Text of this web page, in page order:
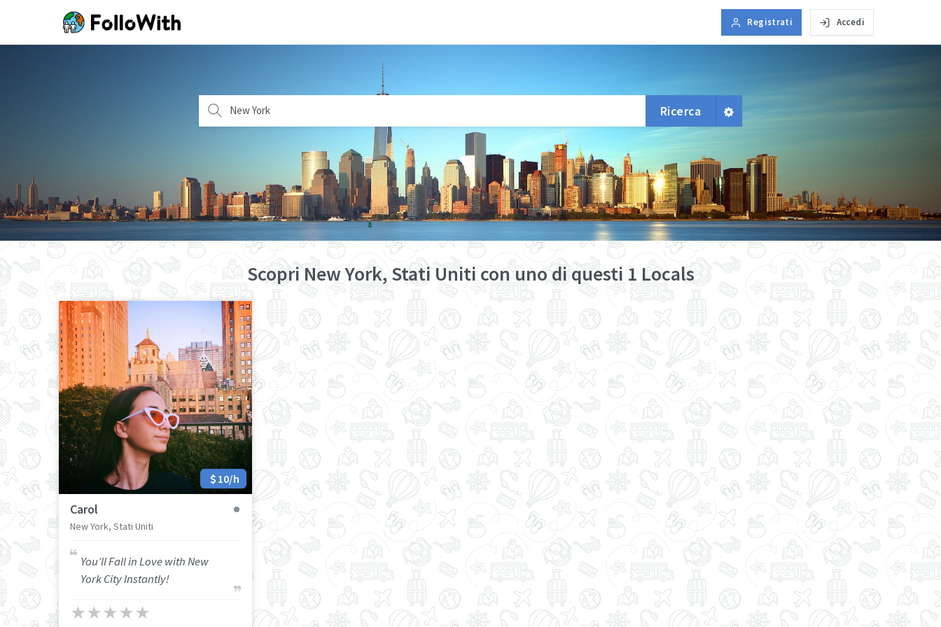
Registrati Accedi
New York Ricerca
Scopri New York, Stati Uniti con uno di questi 1 Locals
10/h
Carol
New York, Stati Uniti
You’ll Fall in Love with New
York City Instantly!
★ ★ ★ ★ ★
★ ★ ★ ★ ★